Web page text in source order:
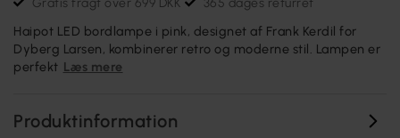
Gratis fragt over 699 DKK 365 dages returret
Haipot LED bordlampe i pink, designet af Frank Kerdil for
Dyberg Larsen, kombinerer retro og moderne stil. Lampen er
perfekt Læs mere
Produktinformation